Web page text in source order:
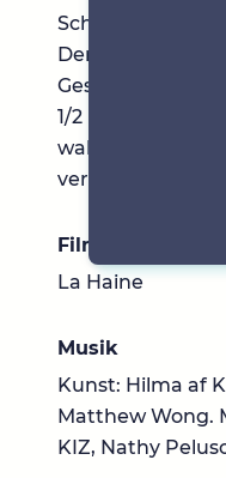
Schwierig...
Der letzte
Geschichte, The
1/2 Leben des
wahrscheinlich
vergessen :)
Filme & Serien
La Haine
Musik
Kunst: Hilma af
Matthew Wong.
KIZ, Nathy